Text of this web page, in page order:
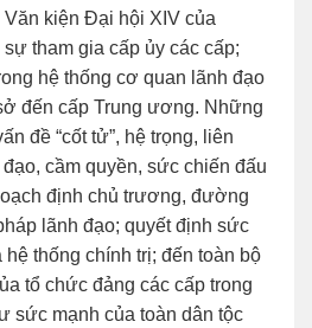
kiện Đại hội XIV của
tham gia cấp ủy các cấp;
hệ thống cơ quan lãnh đạo
đến cấp Trung ương. Những
đề “cốt tử”, hệ trọng, liên
cầm quyền, sức chiến đấu
định chủ trương, đường
lãnh đạo; quyết định sức
thống chính trị; đến toàn bộ
tổ chức đảng các cấp trong
sức mạnh của toàn dân tộc